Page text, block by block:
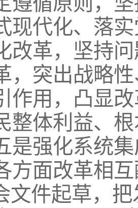
现代化、落
改革，坚持
，突出战略
作用，凸显
整体利益、
是强化系统
方面改革相
文件起草，